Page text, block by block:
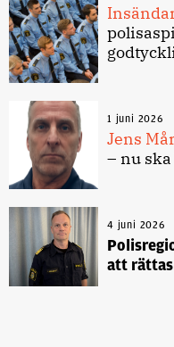
1 juni 2026
Jens
– nu
4 juni 2026
att